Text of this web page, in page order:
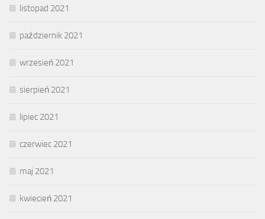
listopad 2021
październik 2021
wrzesień 2021
sierpień 2021
lipiec 2021
czerwiec 2021
maj 2021
kwiecień 2021